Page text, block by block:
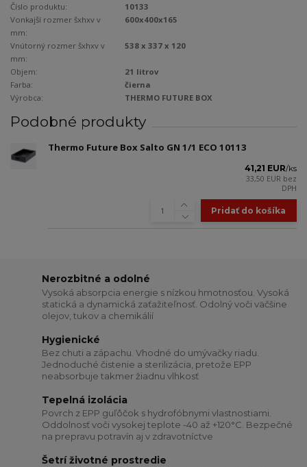
Číslo produktu:
10133
Vonkajší rozmer šxhxv v
mm:
600x400x165
Vnútorný rozmer šxhxv v
mm:
538 x 337 x 120
Objem:
21 litrov
Farba:
čierna
Výrobca:
THERMO FUTURE BOX
Podobné produkty
Thermo Future Box Salto GN 1/1 ECO 10113
41,21 EUR/ks
33,50 EUR bez
DPH
Pridať do košíka
Nerozbitné a odolné
Vysoká absorpcia energie s nízkou hmotnosťou. Vysoká
statická a dynamická zaťažiteľnosť. Odolný voči väčšine
olejov, tukov a chemikálií
Hygienické
Bez chuti a zápachu. Vhodné do umývačky riadu.
Jednoduché čistenie a sterilizácia, pretože EPP
neabsorbuje takmer žiadnu vlhkosť
Tepelná izolácia
Povrch z EPP guľôčok s hydrofóbnymi vlastnostiami.
Oddolnosť voči vysokej teplote -40 až +120°C. Bezpečné
na prepravu potravín aj v zdravotníctve
Šetrí životné prostredie